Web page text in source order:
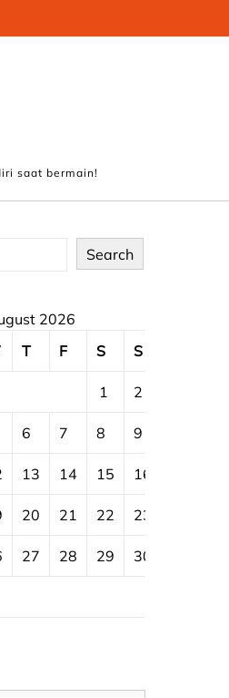
saat bermain!
Search
2026
T F S S
1 2
6 7 8 9
13 14 15 16
20 21 22 23
27 28 29 30